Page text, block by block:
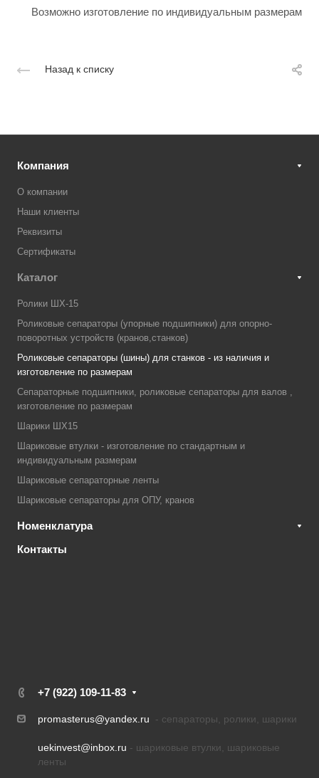
Возможно изготовление по индивидуальным размерам
Назад к списку
Компания
О компании
Наши клиенты
Реквизиты
Сертификаты
Каталог
Ролики ШХ-15
Роликовые сепараторы (упорные подшипники) для опорно-
поворотных устройств (кранов,станков)
Роликовые сепараторы (шины) для станков - из наличия и
изготовление по размерам
Сепараторные подшипники, роликовые сепараторы для валов ,
изготовление по размерам
Шарики ШХ15
Шариковые втулки - изготовление по стандартным и
индивидуальным размерам
Шариковые сепараторные ленты
Шариковые сепараторы для ОПУ, кранов
Номенклатура
Контакты
+7 (922) 109-11-83
promasterus@yandex.ru - сепараторы, ролики, шарики
uekinvest@inbox.ru - шариковые втулки, шариковые
ленты